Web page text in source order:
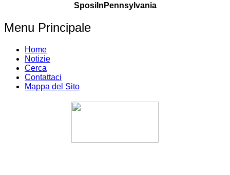
SposiInPennsylvania
Menu Principale
Home
Notizie
Cerca
Contattaci
Mappa del Sito